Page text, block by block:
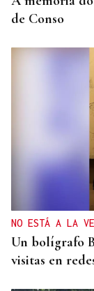
de Conso
NO ESTÁ A LA
Un bolígrafo
visitas en